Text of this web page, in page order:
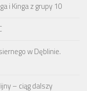
i Kinga z grupy 10
w Dęblinie.
– ciąg dalszy